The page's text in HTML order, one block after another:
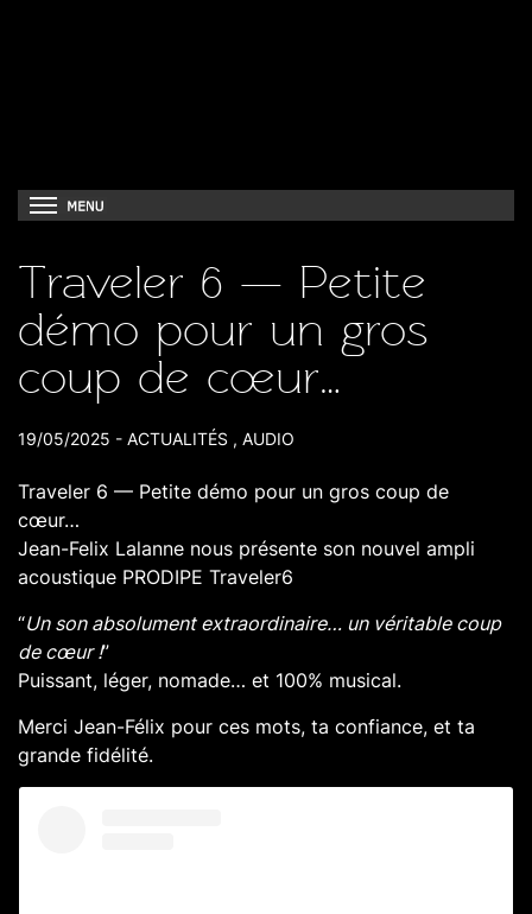
Traveler 6 — Petite
démo pour un gros
coup de cœur…
19/05/2025 - ACTUALITÉS , AUDIO
Traveler 6 — Petite démo pour un gros coup de
cœur…
Jean-Felix Lalanne nous présente son nouvel ampli
acoustique PRODIPE Traveler6
“Un son absolument extraordinaire… un véritable coup
de cœur !”
Puissant, léger, nomade… et 100% musical.
Merci Jean-Félix pour ces mots, ta confiance, et ta
grande fidélité.